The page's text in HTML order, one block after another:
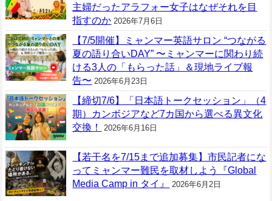
主婦だったアラフォー女子はなぜそれを目
指すのか 2026年7月6日
【7/5開催】ミャンマー英語サロン “つながる
夏の語り合いDAY” 〜ミャンマーに関わり続
ける3人の「もらった話」＆現地ライブ報
告〜 2026年6月23日
【締切7/6】「日本語トークセッション」（4
期）カンボジアなど7カ国から選べる異文化
交換！
2026年6月16日
【若干名を7/15まで追加募集】市民記者にな
ってミャンマー難民を取材しよう『Global
Media Camp in タイ』
2026年6月2日